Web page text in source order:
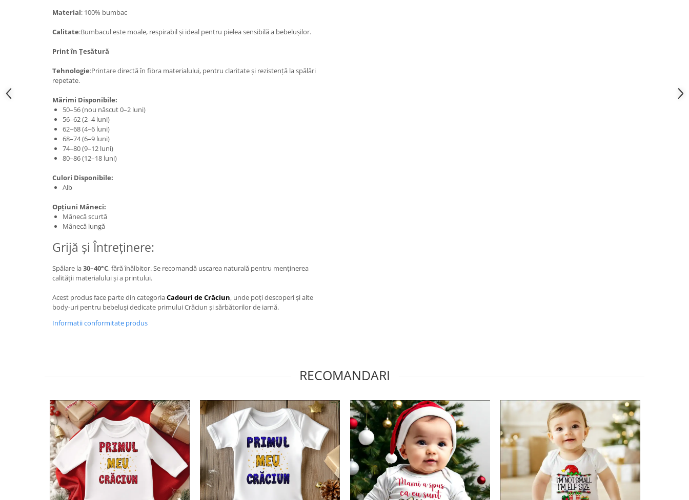
Material: 100% bumbac
Calitate:Bumbacul este moale, respirabil și ideal pentru pielea sensibilă a bebelușilor.
Print în Țesătură
Tehnologie:Printare directă în fibra materialului, pentru claritate și rezistență la spălări
repetate.
Mărimi Disponibile:
50–56 (nou născut 0–2 luni)
56–62 (2–4 luni)
62–68 (4–6 luni)
68–74 (6–9 luni)
74–80 (9–12 luni)
80–86 (12–18 luni)
Culori Disponibile:
Alb
Opțiuni Mâneci:
Mânecă scurtă
Mânecă lungă
Grijă și Întreținere:
Spălare la30–40°C, fără înălbitor. Se recomandă uscarea naturală pentru menținerea
calității materialului și a printului.
Acest produs face parte din categoriaCadouri de Crăciun, unde poți descoperi și alte
body-uri pentru bebeluși dedicate primului Crăciun și sărbătorilor de iarnă.
Informatii conformitate produs
RECOMANDARI